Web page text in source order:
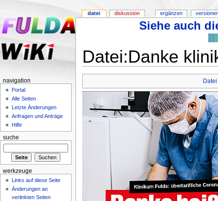
Siehe auch
Datei:Danke
Datei
datei diskussion ergänzen
navigation
Portal
Alle Seiten
Letzte Änderungen
Anfragen und Anträge
Hilfe
suche
werkzeuge
Links auf diese Seite
Änderungen an
verlinkten Seiten